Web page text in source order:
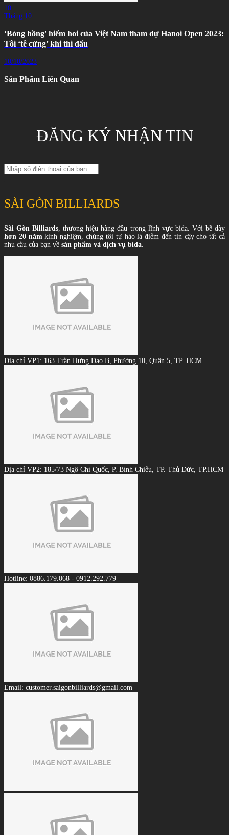
10
Tháng 10
‘Bóng hồng' hiếm hoi của Việt Nam tham dự Hanoi Open 2023:
Tôi ‘tê cứng’ khi thi đấu
10/10/2023
Sản Phẩm Liên Quan
ĐĂNG KÝ NHẬN TIN
SÀI GÒN BILLIARDS
Sài Gòn Billiards, thương hiệu hàng đầu trong lĩnh vực bida. Với bề dày
hơn 20 nămkinh nghiệm, chúng tôi tự hào là điểm đến tin cậy cho tất cả
nhu cầu của bạn về sản phẩm và dịch vụ bida.
Địa chỉ VP1: 163 Trần Hưng Đạo B, Phường 10, Quận 5, TP. HCM
Địa chỉ VP2: 185/73 Ngô Chí Quốc, P. Bình Chiểu, TP. Thủ Đức, TP.HCM
Hotline: 0886.179.068 - 0912.292.779
Email: customer.saigonbilliards@gmail.com